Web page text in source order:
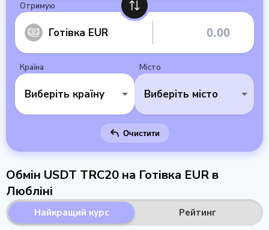
Отримую
Готівка EUR
Країна
Виберіть країну
Місто
Виберіть місто
Очистити
Обмін USDT TRC20 на Готівка EUR в
Любліні
Найкращий курс Рейтинг